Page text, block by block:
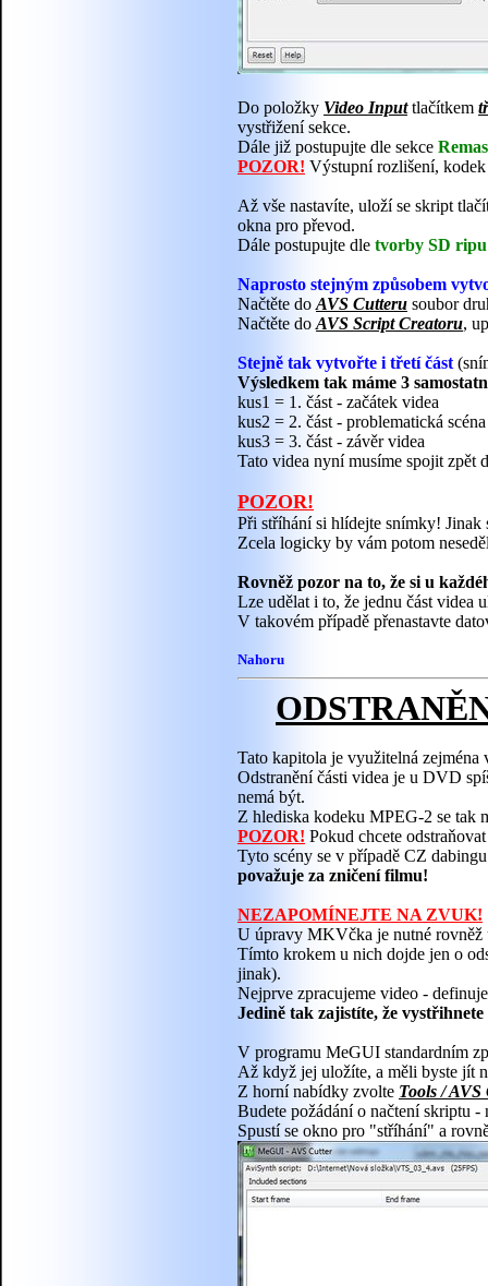
Do položky Video Inputtlačítkem
vystřižení sekce.
Dále již postupujte dle sekce
POZOR! Výstupní rozlišení,
Až vše nastavíte, uloží se skript
okna pro převod.
Dále postupujte dle tvorby SD ripu
Naprosto stejným způsobem
Načtěte do AVS Cutteru soubor
Načtěte do AVS Script Creatoru,
Stejně tak vytvořte i třetí část
Výsledkem tak máme 3
kus1 = 1. část - začátek videa
kus2 = 2. část - problematická
kus3 = 3. část - závěr videa
Tato videa nyní musíme spojit zpět
POZOR!
Při stříhání si hlídejte snímky! Jinak
Zcela logicky by vám potom
Rovněž pozor na to, že si u
Lze udělat i to, že jednu část videa
V takovém případě přenastavte
Nahoru
Tato kapitola je využitelná
Odstranění části videa je u DVD
nemá být.
Z hlediska kodeku MPEG-2 se tak
POZOR! Pokud chcete
Tyto scény se v případě CZ
považuje za zničení filmu!
NEZAPOMÍNEJTE NA ZVUK!
U úpravy MKVčka je nutné
Tímto krokem u nich dojde jen o
jinak).
Nejprve zpracujeme video -
Jedině tak zajistíte, že
V programu MeGUI standardním
Až když jej uložíte, a měli byste jít
Z horní nabídky zvolte Tools / AVS
Budete požádání o načtení skriptu
Spustí se okno pro "stříhání" a